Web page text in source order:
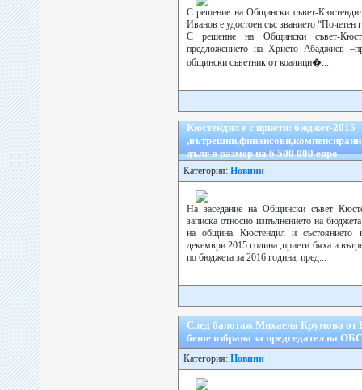
С решение на Общински съвет-
Иванов е удостоен със званието
С решение на Общински съвет-
предложението на Христо Абаджиев
общински съветник от коалици�...
Кюстендил е с приети: бюджет-2015
дълг в размер на 6 500 000 евро
Категория: Новини
На заседание на Общински съвет
записка относно изпълнението на
на община Кюстендил и
декември 2015 година ,приети бяха и
по бюджета за 2016 година, пред...
След балотаж Михаела Крумова от
беше избрана за председател на
Категория: Новини